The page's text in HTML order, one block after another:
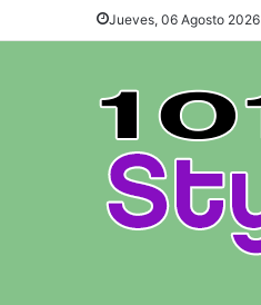
Jueves, 06 Agosto 2026